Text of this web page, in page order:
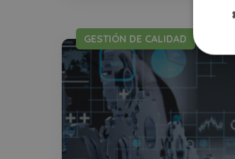
GESTIÓN DE CALIDAD